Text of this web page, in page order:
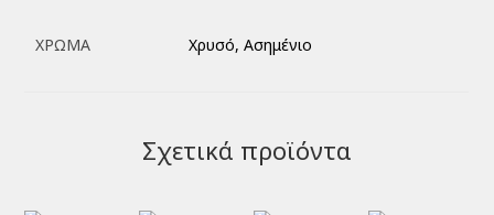
ΧΡΏΜΑ Χρυσό, Ασημένιο
Σχετικά προϊόντα